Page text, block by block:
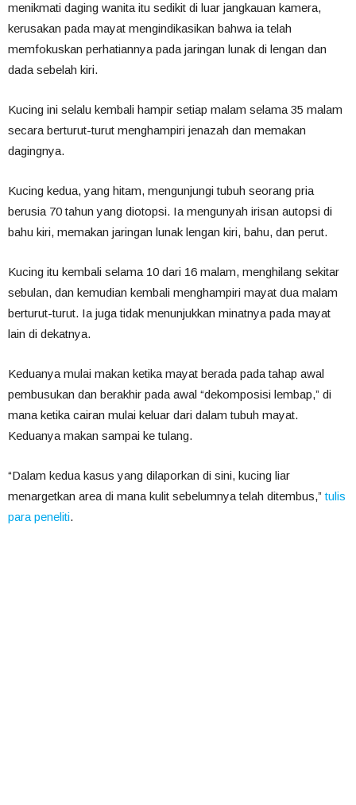
menikmati daging wanita itu sedikit di luar jangkauan kamera,
kerusakan pada mayat mengindikasikan bahwa ia telah
memfokuskan perhatiannya pada jaringan lunak di lengan dan
dada sebelah kiri.
Kucing ini selalu kembali hampir setiap malam selama 35 malam
secara berturut-turut menghampiri jenazah dan memakan
dagingnya.
Kucing kedua, yang hitam, mengunjungi tubuh seorang pria
berusia 70 tahun yang diotopsi. Ia mengunyah irisan autopsi di
bahu kiri, memakan jaringan lunak lengan kiri, bahu, dan perut.
Kucing itu kembali selama 10 dari 16 malam, menghilang sekitar
sebulan, dan kemudian kembali menghampiri mayat dua malam
berturut-turut. Ia juga tidak menunjukkan minatnya pada mayat
lain di dekatnya.
Keduanya mulai makan ketika mayat berada pada tahap awal
pembusukan dan berakhir pada awal “dekomposisi lembap,” di
mana ketika cairan mulai keluar dari dalam tubuh mayat.
Keduanya makan sampai ke tulang.
“Dalam kedua kasus yang dilaporkan di sini, kucing liar
menargetkan area di mana kulit sebelumnya telah ditembus,”tulis
para peneliti.